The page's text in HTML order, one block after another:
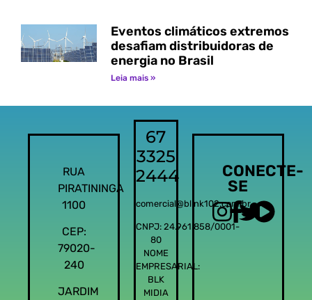
Eventos climáticos extremos
desafiam distribuidoras de
energia no Brasil
Leia mais »
RUA
PIRATININGA
1100
CEP:
79020-
240
JARDIM
67
3325
2444
comercial@blink102.com.br
CNPJ: 24.961.858/0001-
80
NOME
EMPRESARIAL:
BLK
MIDIA
CONECTE-
SE